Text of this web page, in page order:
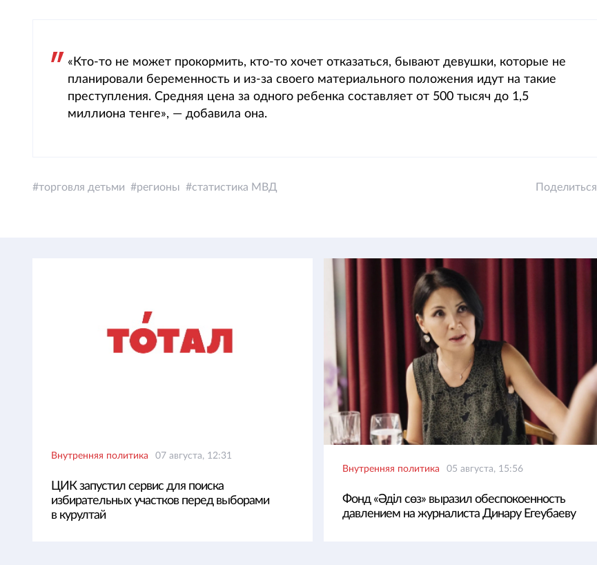
«Кто-то не может прокормить, кто-то хочет отказаться, бывают девушки, которые не
планировали беременность и из-за своего материального положения идут на такие
преступления. Средняя цена за одного ребенка составляет от 500 тысяч до 1,5
миллиона тенге», — добавила она.
торговля детьми регионы статистика МВД Поделиться
Внутренняя политика 07 августа, 12:31
ЦИК запустил сервис для поиска
избирательных участков перед выборами
в курултай
Внутренняя политика 05 августа, 15:56
Фонд «Әділ сөз» выразил обеспокоенность
давлением на журналиста Динару Егеубаеву